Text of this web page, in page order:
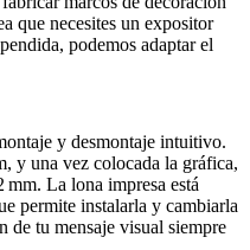
que necesites un expositor
podemos adaptar el
y desmontaje intuitivo.
y una vez colocada la gráfica,
La lona impresa está
permite instalarla y cambiarla
de tu mensaje visual siempre